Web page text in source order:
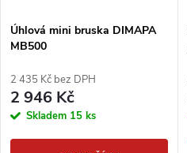
p
r
o
s
p
r
o
Úhlová mini bruska DIMAPA
MB500
2 435 Kč bez DPH
2 946 Kč
Skladem 15 ks